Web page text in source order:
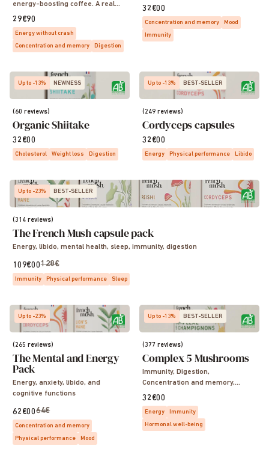
energy-boosting coffee. A real
ritual.
29€90
Energy without crash
Concentration and memory
Digestion
32€00
Concentration and memory
Mood
Immunity
Up to -13% NEWNESS
(60 reviews)
Organic Shiitake
32€00
Cholesterol Weight loss Digestion
Up to -23% BEST-SELLER
(314 reviews)
The French Mush capsule pack
Energy, libido, mental health, sleep, immunity, digestion
109€00128€
Immunity Physical performance Sleep
Up to -13% BEST-SELLER
(249 reviews)
Cordyceps capsules
32€00
Energy Physical performance Libido
Up to -23%
(265 reviews)
The Mental and Energy
Pack
Energy, anxiety, libido, and
cognitive functions
62€0064€
Concentration and memory
Physical performance
Mood
Up to -13% BEST-SELLER
(377 reviews)
Complex 5 Mushrooms
Immunity, Digestion,
Concentration and memory,
Sleep, Vitality, Energy
32€00
Energy
Immunity
Hormonal well-being